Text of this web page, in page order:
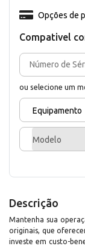
Compativel
ou selecione um
Equipamento
Modelo
Opções de
Descrição
Mantenha sua
originais, que
investe em custo-